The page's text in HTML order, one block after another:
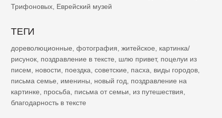
Трифоновых Еврейский музей
ТЕГИ
дореволюционные фотография житейское
картинка/
рисунок поздравление в тексте шлю привет, поцелуи из
писем
новости поездка советские пасха виды городов
письма семье
именины новый год
поздравление на
картинке
просьба письма от семьи из путешествия
благодарность в тексте